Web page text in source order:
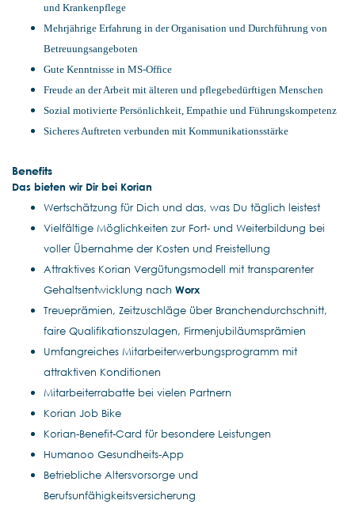
und Krankenpflege
Mehrjährige Erfahrung in der Organisation und Durchführung von
Betreuungsangeboten
Gute Kenntnisse in MS-Office
Freude an der Arbeit mit älteren und pflegebedürftigen Menschen
Sozial motivierte Persönlichkeit, Empathie und Führungskompetenz
Sicheres Auftreten verbunden mit Kommunikationsstärke
Benefits
Das bieten wir Dir bei Korian
Wertschätzung für Dich und das, was Du täglich leistest
Vielfältige Möglichkeiten zur Fort- und Weiterbildung bei
voller Übernahme der Kosten und Freistellung
Attraktives Korian Vergütungsmodell mit transparenter
Gehaltsentwicklung nach Worx
Treueprämien, Zeitzuschläge über Branchendurchschnitt,
faire Qualifikationszulagen, Firmenjubiläumsprämien
Umfangreiches Mitarbeiterwerbungsprogramm mit
attraktiven Konditionen
Mitarbeiterrabatte bei vielen Partnern
Korian Job Bike
Korian-Benefit-Card für besondere Leistungen
Humanoo Gesundheits-App
Betriebliche Altersvorsorge und
Berufsunfähigkeitsversicherung